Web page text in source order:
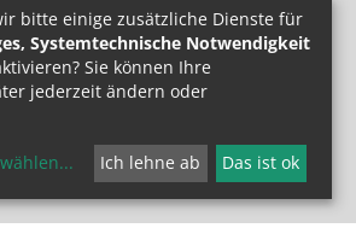
bitte einige zusätzliche Dienste für
Systemtechnische Notwendigkeit
Sie können Ihre
jederzeit ändern oder
... Ich lehne ab Das ist ok